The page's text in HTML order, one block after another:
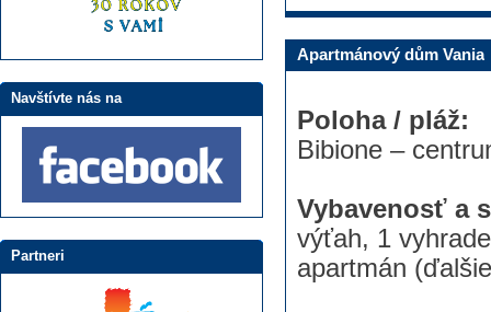
Apartmánový dům Vania
Poloha / pláž:
Bibione –
Vybavenosť a
výťah, 1
apartmán
Navštívte nás na
Partneri